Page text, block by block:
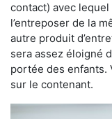
contact) avec
l’entreposer de la
autre produit
sera assez éloigné
portée des enfants.
sur le contenant.